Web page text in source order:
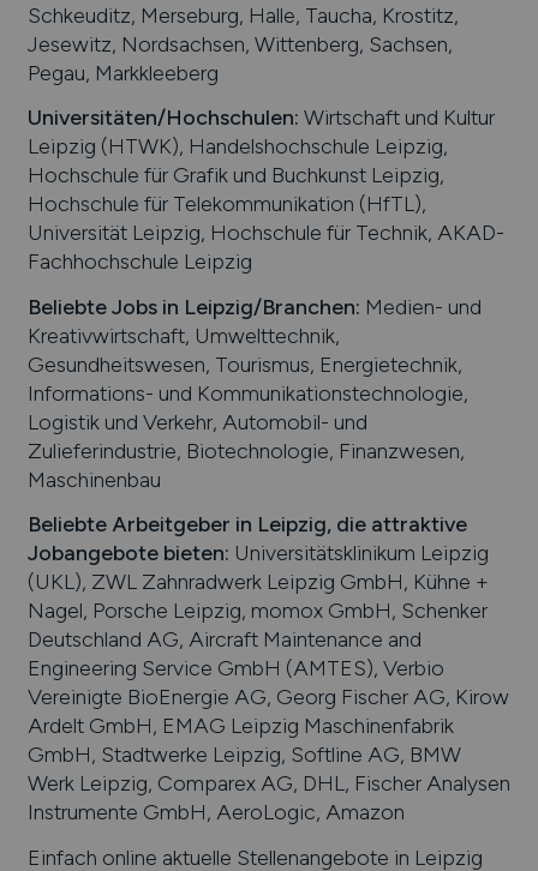
Schkeuditz, Merseburg, Halle, Taucha, Krostitz,
Jesewitz, Nordsachsen, Wittenberg, Sachsen,
Pegau, Markkleeberg
Universitäten/Hochschulen: Wirtschaft und Kultur
Leipzig (HTWK), Handelshochschule Leipzig,
Hochschule für Grafik und Buchkunst Leipzig,
Hochschule für Telekommunikation (HfTL),
Universität Leipzig, Hochschule für Technik, AKAD-
Fachhochschule Leipzig
Beliebte Jobs in Leipzig/Branchen: Medien- und
Kreativwirtschaft, Umwelttechnik,
Gesundheitswesen, Tourismus, Energietechnik,
Informations- und Kommunikationstechnologie,
Logistik und Verkehr, Automobil- und
Zulieferindustrie, Biotechnologie, Finanzwesen,
Maschinenbau
Beliebte Arbeitgeber in Leipzig, die attraktive
Jobangebote bieten: Universitätsklinikum Leipzig
(UKL), ZWL Zahnradwerk Leipzig GmbH, Kühne +
Nagel, Porsche Leipzig, momox GmbH, Schenker
Deutschland AG, Aircraft Maintenance and
Engineering Service GmbH (AMTES), Verbio
Vereinigte BioEnergie AG, Georg Fischer AG, Kirow
Ardelt GmbH, EMAG Leipzig Maschinenfabrik
GmbH, Stadtwerke Leipzig, Softline AG, BMW
Werk Leipzig, Comparex AG, DHL, Fischer Analysen
Instrumente GmbH, AeroLogic, Amazon
Einfach online aktuelle Stellenangebote in Leipzig